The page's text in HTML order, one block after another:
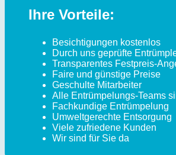
Ihre Vorteile:
Besichtigungen kostenlos
Durch uns geprüfte
Transparentes Festpreis-
Faire und günstige Preise
Geschulte Mitarbeiter
Alle Entrümpelungs-Teams
Fachkundige Entrümpelung
Umweltgerechte Entsorgung
Viele zufriedene Kunden
Wir sind für Sie da